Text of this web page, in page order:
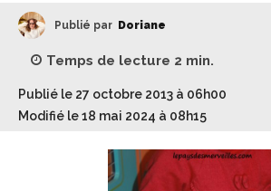
Publié par Doriane
Temps de lecture 2 min.
Publié le 27 octobre 2013 à 06h00
Modifié le 18 mai 2024 à 08h15